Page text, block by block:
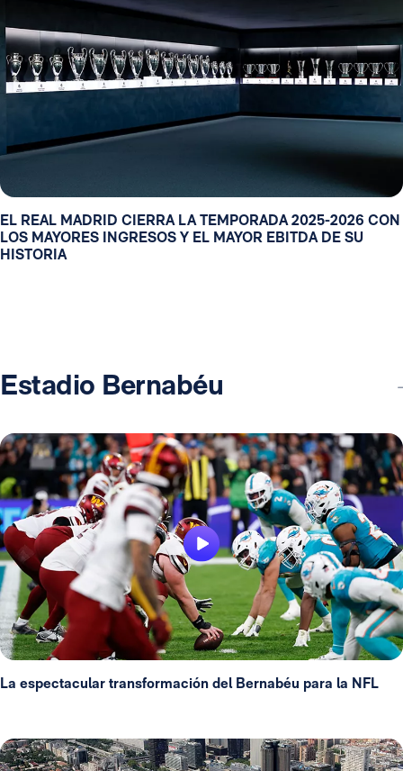
EL REAL MADRID CIERRA LA TEMPORADA 2025-2026 CON
LOS MAYORES INGRESOS Y EL MAYOR EBITDA DE SU
HISTORIA
Estadio Bernabéu
La espectacular transformación del Bernabéu para la NFL